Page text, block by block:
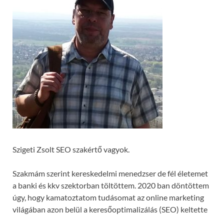
Szigeti Zsolt SEO szakértő vagyok.
Szakmám szerint kereskedelmi menedzser de fél életemet
a banki és kkv szektorban töltöttem. 2020 ban döntöttem
úgy, hogy kamatoztatom tudásomat az online marketing
világában azon belül a keresőoptimalizálás (SEO) keltette